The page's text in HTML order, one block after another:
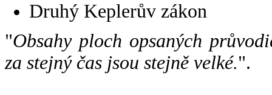
Druhý Keplerův zákon
"Obsahy ploch opsaných
za stejný čas jsou stejně velké.".